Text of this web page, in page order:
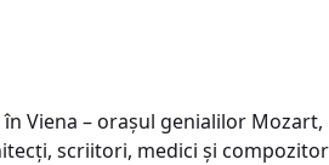
Viena – orașul genialilor
scriitori, medici și